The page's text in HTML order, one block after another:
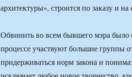
архитектуры», строится по заказу и на
Обвинить во всем бывшего мэра
процессе участвуют большие группы
придерживаться норм закона и